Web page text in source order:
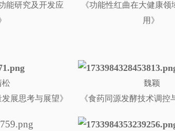
能研究及开发应
《功能性红曲在大健康
用》
松
展思考与展望》
魏颖
《食药同源发酵技术调控